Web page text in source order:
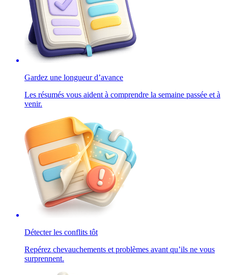
Gardez une longueur d’avance
Les résumés vous aident à comprendre la semaine passée et à
venir.
Détecter les conflits tôt
Repérez chevauchements et problèmes avant qu’ils ne vous
surprennent.